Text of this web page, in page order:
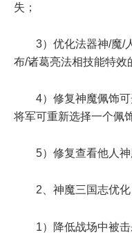
失；
3）优化法器神/魔/
布/诸葛亮法相技能特效
4）修复神魔佩饰
将军可重新选择一个佩
5）修复查看他人神
2、神魔三国志优化
1）降低战场中被